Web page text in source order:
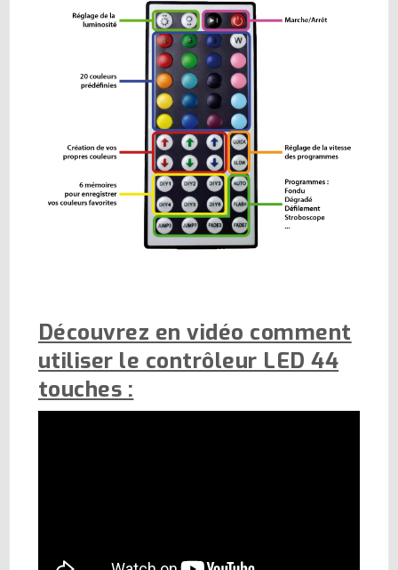
Découvrez en vidéo comment
utiliser le contrôleur LED 44
touches :